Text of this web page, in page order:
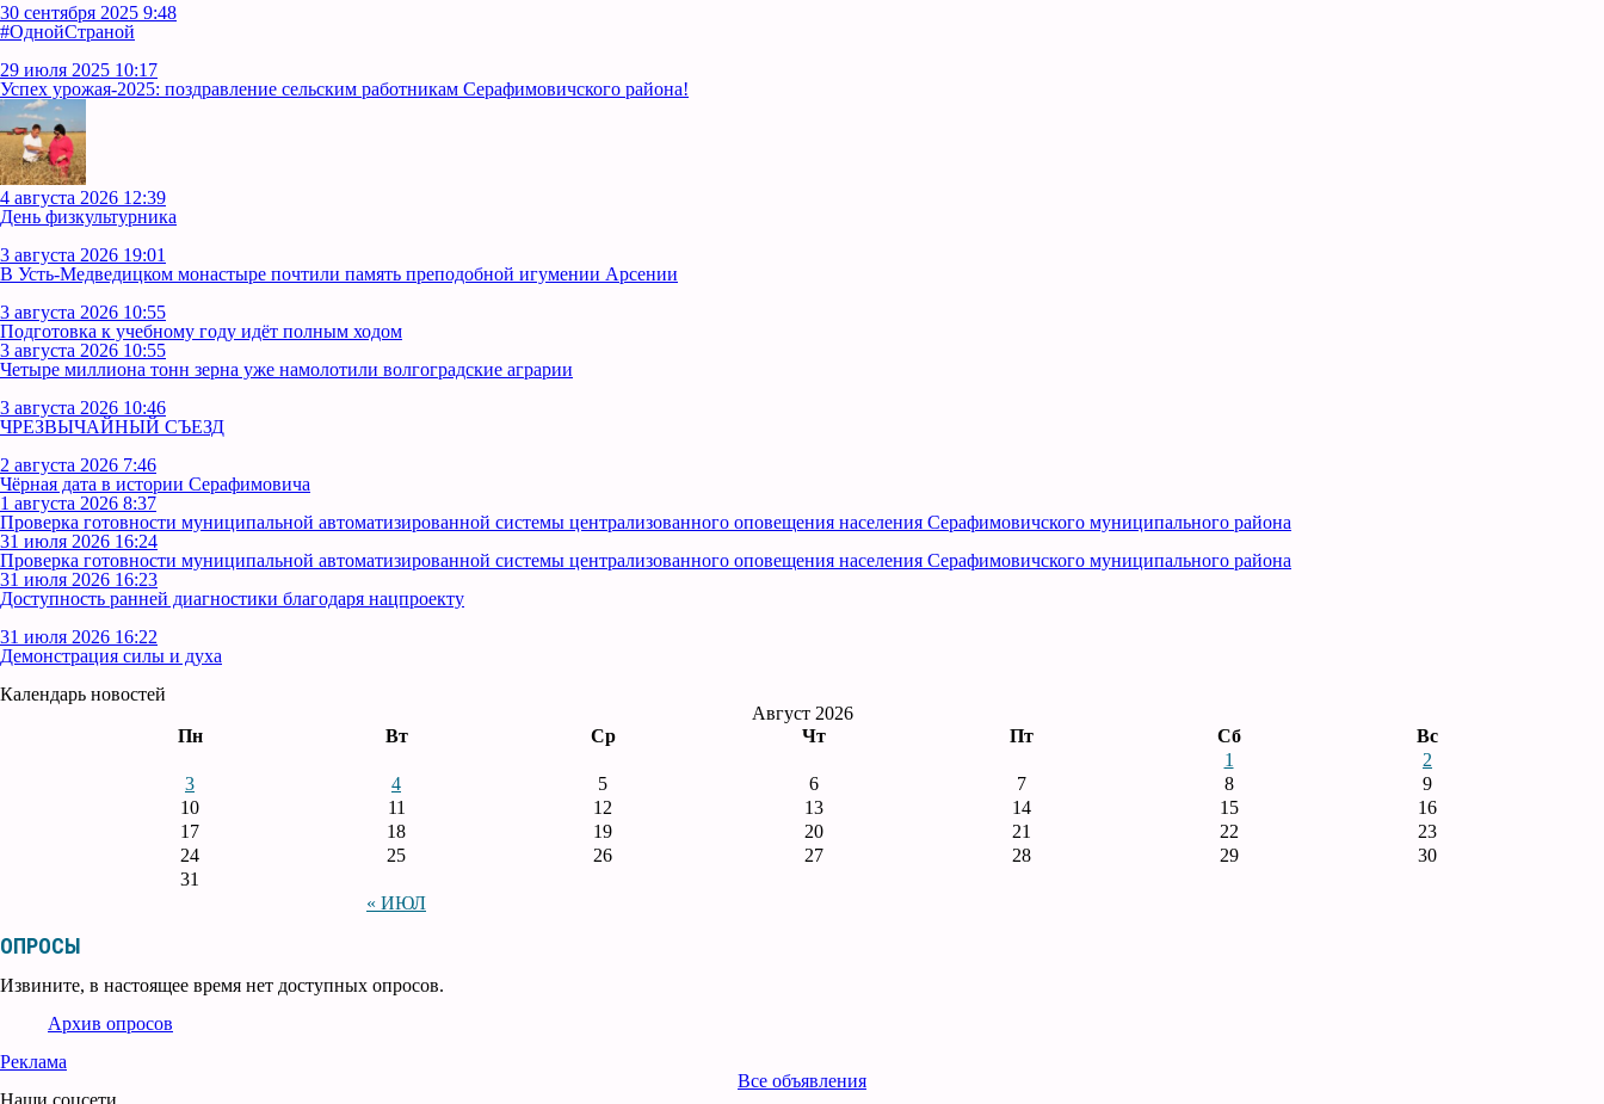
30 сентября 2025 9:48
#ОднойСтраной
29 июля 2025 10:17
Успех урожая-2025: поздравление сельским работникам Серафимовичского района!
4 августа 2026 12:39
День физкультурника
3 августа 2026 19:01
В Усть‑Медведицком монастыре почтили память преподобной игумении Арсении
3 августа 2026 10:55
Подготовка к учебному году идёт полным ходом
3 августа 2026 10:55
Четыре миллиона тонн зерна уже намолотили волгоградские аграрии
3 августа 2026 10:46
ЧРЕЗВЫЧАЙНЫЙ СЪЕЗД
2 августа 2026 7:46
Чёрная дата в истории Серафимовича
1 августа 2026 8:37
Проверка готовности муниципальной автоматизированной системы централизованного оповещения населения Серафимовичского муниципального района
31 июля 2026 16:24
Проверка готовности муниципальной автоматизированной системы централизованного оповещения населения Серафимовичского муниципального района
31 июля 2026 16:23
Доступность ранней диагностики благодаря нацпроекту
31 июля 2026 16:22
Демонстрация силы и духа
Календарь новостей
Август 2026
Пн
Вт Ср Чт Пт Сб Вс
« ИЮЛ
1
2
3
4 5 6 7 8
9
10
11 12 13 14 15
16
17
18 19 20 21 22
23
24
25 26 27 28 29
30
31
ОПРОСЫ
Извините, в настоящее время нет доступных опросов.
Архив опросов
Реклама
Все объявления
Наши соцсети